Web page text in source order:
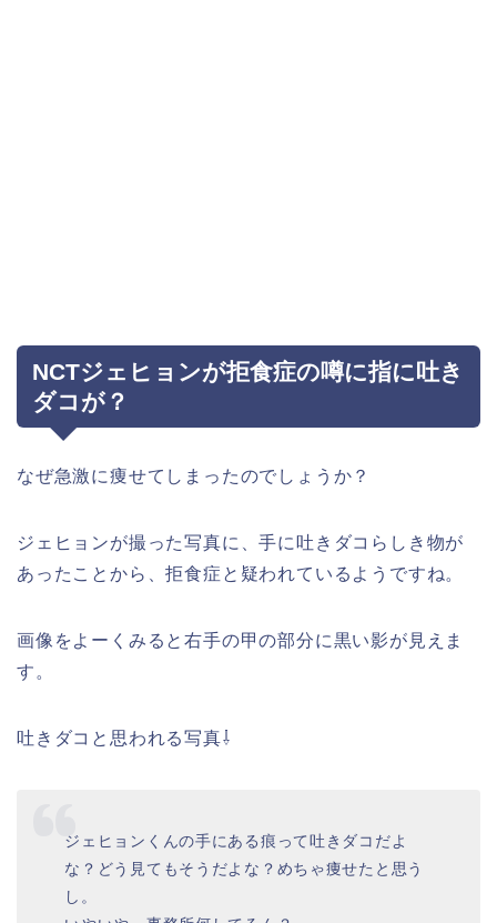
NCTジェヒョンが拒食症の噂に指に吐き
ダコが？
なぜ急激に痩せてしまったのでしょうか？
ジェヒョンが撮った写真に、手に吐きダコらしき物が
あったことから、拒食症と疑われているようですね。
画像をよーくみると右手の甲の部分に黒い影が見えま
す。
吐きダコと思われる写真⇩
ジェヒョンくんの手にある痕って吐きダコだよ
な？どう見てもそうだよな？めちゃ痩せたと思う
し。